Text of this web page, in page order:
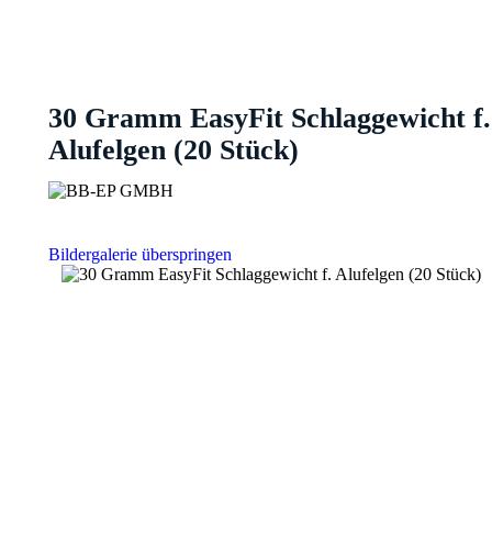
30 Gramm EasyFit Schlaggewicht f.
Alufelgen (20 Stück)
Bildergalerie überspringen